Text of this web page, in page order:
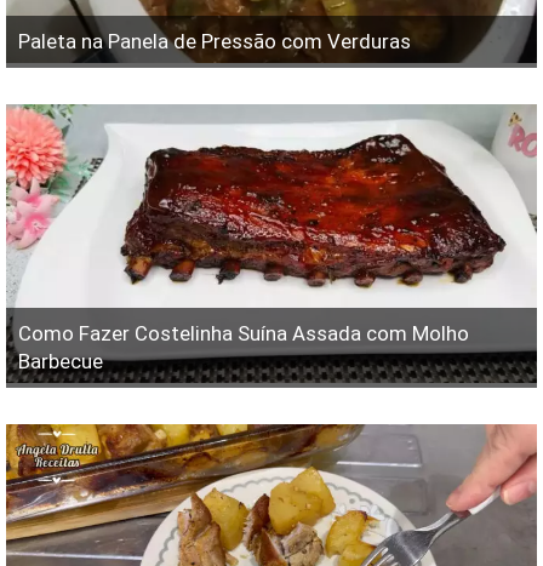
Paleta na Panela de Pressão com Verduras
Como Fazer Costelinha Suína Assada com Molho
Barbecue